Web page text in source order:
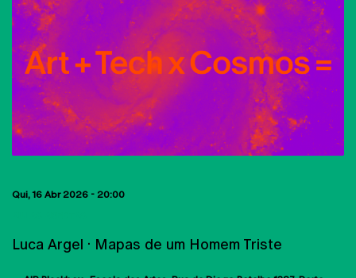
Qui, 16 Abr 2026 - 20:00
Luca Argel · Mapas de um Homem Triste